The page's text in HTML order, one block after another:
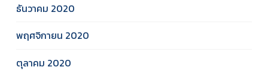
ธันวาคม 2020
พฤศจิกายน 2020
ตุลาคม 2020